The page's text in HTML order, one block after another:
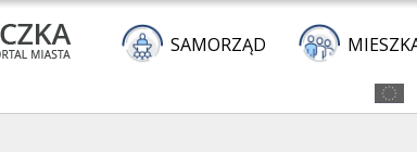
do
głównej
do
menu
do
stopki
do
kalendarza
SAMORZĄD